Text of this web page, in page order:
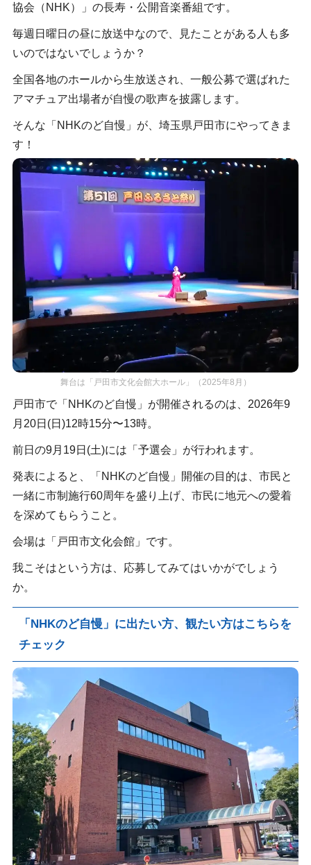
協会（NHK）」の長寿・公開音楽番組です。
毎週日曜日の昼に放送中なので、見たことがある人も多
いのではないでしょうか？
全国各地のホールから生放送され、一般公募で選ばれた
アマチュア出場者が自慢の歌声を披露します。
そんな「NHKのど自慢」が、埼玉県戸田市にやってきま
す！
舞台は「戸田市文化会館大ホール」（2025年8月）
戸田市で「NHKのど自慢」が開催されるのは、2026年9
月20日(日)12時15分〜13時。
前日の9月19日(土)には「予選会」が行われます。
発表によると、「NHKのど自慢」開催の目的は、市民と
一緒に市制施行60周年を盛り上げ、市民に地元への愛着
を深めてもらうこと。
会場は「戸田市文化会館」です。
我こそはという方は、応募してみてはいかがでしょう
か。
「NHKのど自慢」に出たい方、観たい方はこちらを
チェック